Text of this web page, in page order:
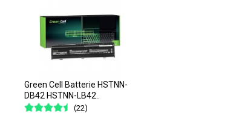
Green Cell Batterie HSTNN-
DB42 HSTNN-LB42..
(22)